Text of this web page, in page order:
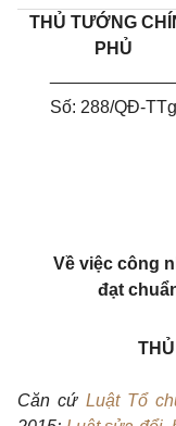
THỦ TƯỚNG
PHỦ
Số: 288/QĐ-TTg
Về việc công
đạt
Căn cứ Luật Tổ